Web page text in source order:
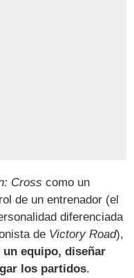
Cross como un
de un entrenador (el
diferenciada
de Victory Road),
equipo, diseñar
los partidos.